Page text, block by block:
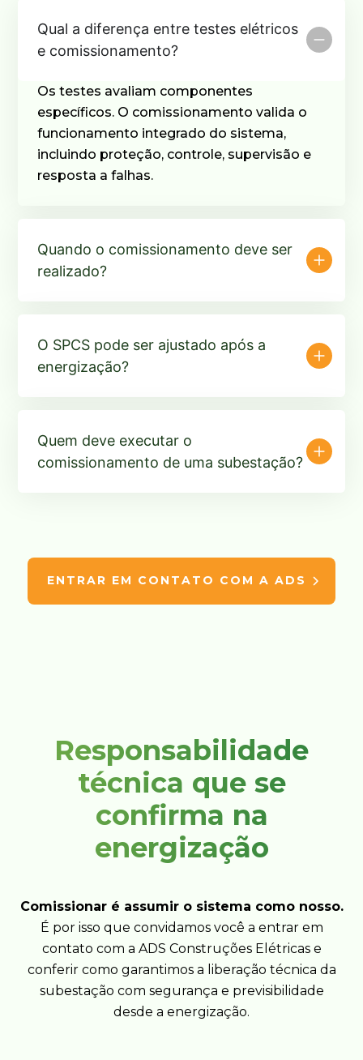
Qual a diferença entre testes elétricos
e comissionamento?
Os testes avaliam componentes
específicos. O comissionamento valida o
funcionamento integrado do sistema,
incluindo proteção, controle, supervisão e
resposta a falhas.
Quando o comissionamento deve ser
realizado?
O SPCS pode ser ajustado após a
energização?
Quem deve executar o
comissionamento de uma subestação?
ENTRAR EM CONTATO COM A ADS
Responsabilidade
técnica que se
confirma na
energização
Comissionar é assumir o sistema como nosso.
É por isso que convidamos você a entrar em
contato com a ADS Construções Elétricas e
conferir como garantimos a liberação técnica da
subestação com segurança e previsibilidade
desde a energização.